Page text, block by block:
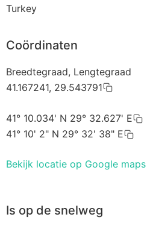
Turkey
Coördinaten
Breedtegraad, Lengtegraad
41.167241, 29.543791
41° 10.034' N 29° 32.627' E
41° 10' 2" N 29° 32' 38" E
Bekijk locatie op Google maps
Is op de snelweg